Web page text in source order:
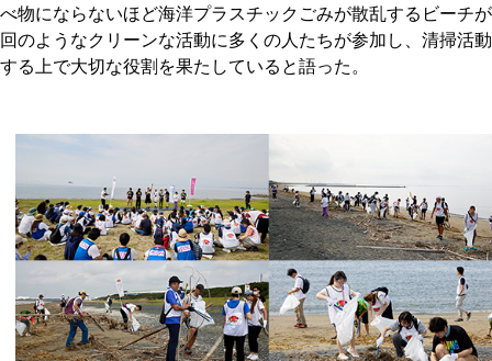
べ物にならないほど海洋プラスチックごみが散乱するビーチ
回のようなクリーンな活動に多くの人たちが参加し、清掃活
する上で大切な役割を果たしていると語った。